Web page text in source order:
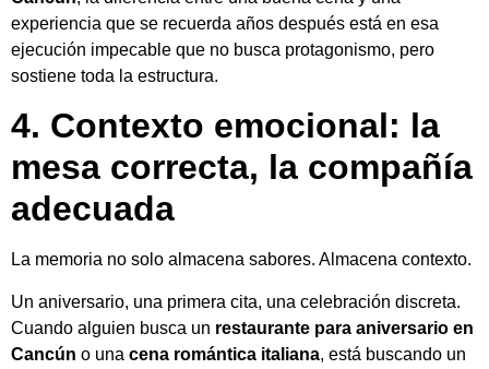
experiencia que se recuerda años después está en esa
ejecución impecable que no busca protagonismo, pero
sostiene toda la estructura.
4. Contexto emocional: la
mesa correcta, la compañía
adecuada
La memoria no solo almacena sabores. Almacena contexto.
Un aniversario, una primera cita, una celebración discreta.
Cuando alguien busca un restaurante para aniversario en
Cancún o una cena romántica italiana, está buscando un